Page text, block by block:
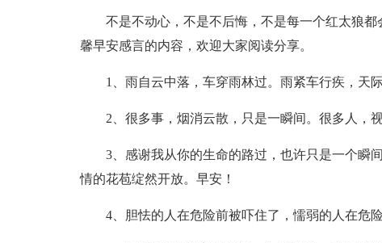
不是不动心，不是不后悔，不是每一个红太狼
馨早安感言的内容，欢迎大家阅读分享。
1、雨自云中落，车穿雨林过。雨紧车行疾，天
2、很多事，烟消云散，只是一瞬间。很多人，
3、感谢我从你的生命的路过，也许只是一个瞬
情的花苞绽然开放。早安！
4、胆怯的人在危险前被吓住了，懦弱的人在危